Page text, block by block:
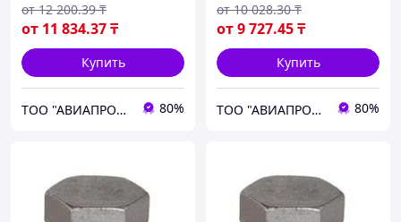
от 11 834.37₸
от 12 200.39 ₸
Купить
ТОО "АВИАПРОМСТАЛЬ" 80%
от9 727.45₸
от 10 028.30 ₸
Купить
ТОО "АВИАПРОМСТАЛЬ" 80%